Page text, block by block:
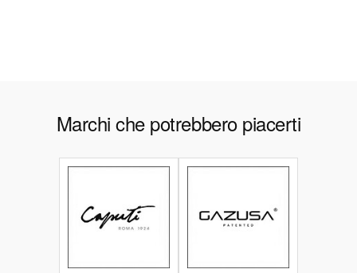
Marchi che potrebbero piacerti